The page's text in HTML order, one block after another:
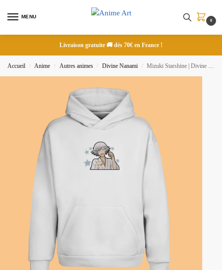
MENU
0
Livraison gratuite 🚚 dès 70€ en France !
Accueil / Anime / Autres animes / Divine Nanami / Mizuki Starshine | Divine Nanami | Sweat à capuche brodé